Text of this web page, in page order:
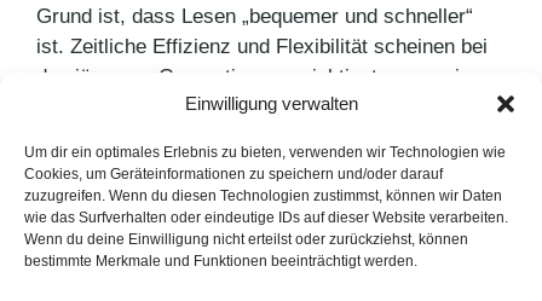
Einwilligung verwalten
Um dir ein optimales Erlebnis zu bieten, verwenden wir Technologien wie
Cookies, um Geräteinformationen zu speichern und/oder darauf
zuzugreifen. Wenn du diesen Technologien zustimmst, können wir Daten
wie das Surfverhalten oder eindeutige IDs auf dieser Website verarbeiten.
Wenn du deine Einwilligung nicht erteilst oder zurückziehst, können
bestimmte Merkmale und Funktionen beeinträchtigt werden.
Grund ist, dass Lesen „bequemer und schneller“
ist. Zeitliche Effizienz und Flexibilität scheinen bei
den jüngeren Generation am wichtigsten zu sein.
Kategorien
PR Blog
Redaktionspläne erstellen
Neuer Bridgestone Reifen